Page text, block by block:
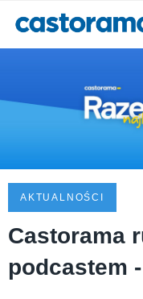
AKTUALNOŚCI
Castorama
podcastem